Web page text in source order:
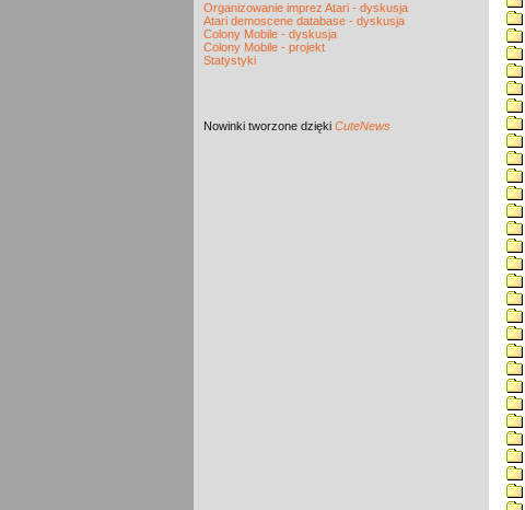
Organizowanie imprez Atari - dyskusja
Atari demoscene database - dyskusja
Colony Mobile - dyskusja
Colony Mobile - projekt
Statystyki
Nowinki tworzone dzięki CuteNews